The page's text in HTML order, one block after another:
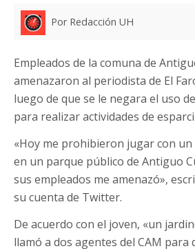
Por Redacción UH
Empleados de la comuna de
amenazaron al periodista de El
luego de que se le negara el uso
para realizar actividades de
«Hoy me prohibieron jugar con
en un parque público de Antiguo
sus empleados me amenazó»,
su cuenta de Twitter.
De acuerdo con el joven, «un
llamó a dos agentes del CAM